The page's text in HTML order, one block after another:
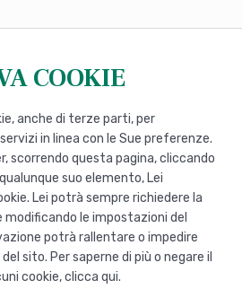
COOKIE
anche di terze parti, per
in linea con le Sue preferenze.
scorrendo questa pagina, cliccando
suo elemento, Lei
Lei potrà sempre richiedere la
le impostazioni del
potrà rallentare o impedire
sito. Per saperne di più o negare il
cookie, clicca qui.